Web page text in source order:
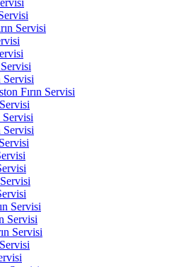
Servisi
Servisi
Fırın Servisi
Servisi
Servisi
Servisi
Servisi
Servisi